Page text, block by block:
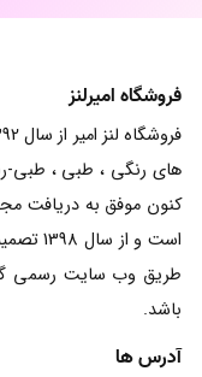
فروشگاه امیرلنز
های رنگی ، طبی ، طبی-
است و
طریق وب سایت رسمی
باشد.
آدرس ها